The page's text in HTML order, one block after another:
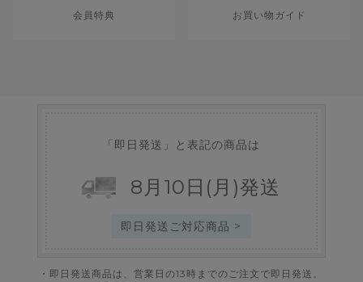
会員特典 お買い物ガイド
「即日発送」と表記の商品は
8 月 10 日 (月)発送
即日発送ご対応商品 >
・即日発送商品は、営業日の13時までのご注文で即日発送。